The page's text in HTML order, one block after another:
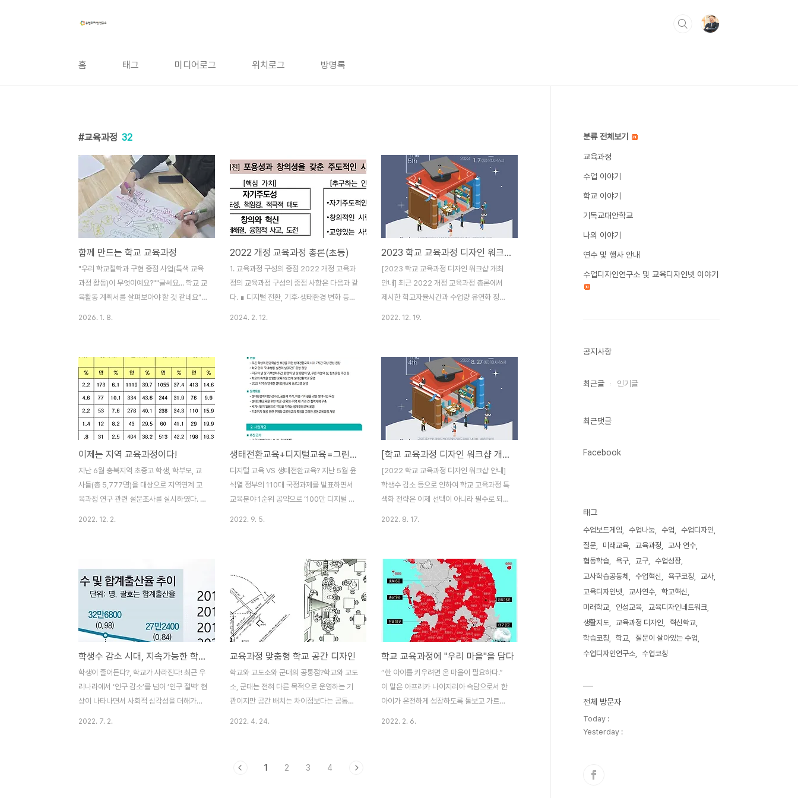
홈 태그 미디어로그 위치로그 방명록
교육과정 32
함께 만드는 학교 교육과정
"우리 학교철학과 구현 중점 사업(특색 교육
과정 활동)이 무엇이예요?""글쎄요... 학교 교
육활동 계획서를 살펴보아야 할 것 같네요"교
우, 심지어 학교 교훈도 잘 모르는 경우도 많
다. 학교 교육과정 계획서를 분석해보면 학교
철학이나 학교비전 중 하나가 빠져있거나 이
둘의 혼동되는 경우가 많다. 학교 및 학년 목
표와 교육과정이 불일치하는 경우도 있다. 학
교 교육과정 계획서는 예쁘고 두꺼운 책자로
만들어져 있으나 이를 교사들이 세밀하게 살
펴보는 경우가 적다. 학교 교육과정 계획서
내용과 실제 학교 교육활동이 불일치하거나
부풀려 있는 경우도 ..
2026. 1. 8.
2022 개정 교육과정 총론(초등)
1. 교육과정 구성의 중점 2022 개정 교육과
정의 교육과정 구성의 중점 사항은 다음과 같
다. ∎ 디지털 전환, 기후⋅생태환경 변화 등에
원 모두의 행복을 위해 서로 존중하고 배려하
며 협력하는 공동체 의식을 함양한다. ∎ 모든
학생이 학습의 기초인 언어⋅수리⋅디지털 기초
소양을 갖출 수 있도록 하여 학교 교육과 평
생 학습에서 학습을 지속할 수 있게 한다. ∎
학생들이 자신의 진로와 학습을 주도적으로
설계하고, 적절한 시기에 학습할 수 있도록
학습자 맞춤형 교육과정 체제를 구축한다. ∎
교과 교육에서 깊이 있는 학습을 통해 역량을
..
2024. 2. 12.
2023 학교 교육과정 디자인 워크샵 개최(1/7)
[2023 학교 교육과정 디자인 워크샵 개최
안내] 최근 2022 개정 교육과정 총론에서
제시한 학교자율시간과 수업량 유연화 정책
가고 있습니다. “학교 교육과정을 어떻게 디
자인할 것인가?”의 질문 앞에서 수업디자인
연구소에서 그동안 수행한 교육과정 개발 연
구 경험(사회과 검정교과서 개발, 전북 및 충
북 교육과정 개발 모델 연구, 김포, 시흥, 안산
지역연계 교육과정 개발, 인천 및 광명 진로
연계학기 자료 개발 등)과 학교컨설팅한 경험
을 토대로 교육과정 디자인 워크샵을 개최하
고자 합니다. 특히 학교 교육과정 디자인 이
해와 실습에 초점을 맞추..
2022. 12. 19.
이제는 지역 교육과정이다!
지난 6월 충북지역 초중고 학생, 학부모, 교
사들(총 5,777명)을 대상으로 지역연계 교
육과정 연구 관련 설문조사를 실시하였다. 설
매우 살기 좋다라고 긍정적으로 말했고, 보통
은 37.2%, 살기 힘들거나 매우 살기 힘들다
고 말한 답변은 8.3%였다. 그런데 학교급별
학생들의 의견을 세부적으로 분석해보면 학
교급이 올라갈수록 긍정적 반응이 감소하고,
부정적인 반응은 증가하는 모습이 나타났다.
초등학생들의 지역에 대한 긍정적인 만족도
는 71.8%이지만, 중학생은 51.5%, 고등학
생은 30.3%이다. 부정적 반응은 초등학생
3.7%, ..
2022. 12. 2.
생태전환교육+디지털교육=그린스마트학교?
디지털 교육 VS 생태전환교육? 지난 5월 윤
석열 정부의 110대 국정과제를 발표하면서
교육분야 1순위 공약으로 ‘100만 디지털 인
성을 추진한다는 것이다. 이를 위해 대학 내·
외의 자원을 활용하여 디지털 및 메타버스·반
도체 인재를 적극 양성하고, 초·중등 교육에
서도 SW·AI 등 디지털 교육 확대를 위한 교
육과정 개정과 에듀테크 등 신기술을 적용·활
용하는 방안을 추진할 예정이다. 2022 개정
교육과정에서도 디지털·AI 교육을 강조하고
있다. 경기도교육청의 경우, 미래학교 모델로
서 디지털 지능(이하 DQ, Digital Q..
2022. 9. 5.
[학교 교육과정 디자인 워크샵 개최(8/27)]
[2022 학교 교육과정 디자인 워크샵 안내]
학생수 감소 등으로 인하여 학교 교육과정 특
색화 전략은 이제 선택이 아니라 필수로 되어
육과정을 어떻게 디자인할 것인가?”의 질문
앞에서 수업디자인연구소에서 그동안 수행한
교육과정 개발 연구 경험(사회과 검정교과서
개발, 전북 및 충북 교육과정 개발 모델 연구,
김포, 시흥, 안산 지역연계 교육과정 개발, 인
천 및 광명 진로연계학기 자료 개발 등)과 학
교컨설팅한 경험을 토대로 교육과정 디자인
워크샵을 개최하고자 합니다. 특히 학교 교육
과정 디자인 이해와 실습에 초점을 맞추어 다
음과 같이 워..
2022. 8. 17.
학생수 감소 시대, 지속가능한 학교 발전 전략?
학생이 줄어든다?, 학교가 사라진다! 최근 우
리나라에서 ‘인구 감소’를 넘어 ‘인구 절벽’ 현
상이 나타나면서 사회적 심각성을 더해가고
2022. 7. 2.
교육과정 맞춤형 학교 공간 디자인
학교와 교도소와 군대의 공통점?학교와 교도
소, 군대는 전혀 다른 목적으로 운영하는 기
관이지만 공간 배치는 차이점보다는 공통점
개인적인 공간을 찾아보기 힘들다. 일반 주택
2022. 4. 24.
학교 교육과정에 "우리 마을"을 담다
“한 아이를 키우려면 온 마을이 필요하다.”
이 말은 아프리카 나이지리아 속담으로서 한
아이가 온전하게 성장하도록 돌보고 가르치
2022. 2. 6.
1 2 3 4
분류 전체보기
교육과정
수업 이야기
학교 이야기
기독교대안학교
나의 이야기
연수 및 행사 안내
수업디자인연구소 및 교육디자인넷 이야기
공지사항
최근글 인기글
최근댓글
Facebook
태그
수업보드게임 수업나눔 수업
수업디자인
질문
미래교육 교육과정
교사 연수
협동학습
욕구 교구
수업성장
교사학습공동체
수업혁신 욕구코칭
교사
교육디자인넷
교사연수
학교혁신
미래학교
인성교육
교육디자인네트워크
생활지도
교육과정 디자인
혁신학교
학습코칭
학교
질문이 살아있는 수업
수업디자인연구소
수업코칭
전체 방문자
Today :
Yesterday :